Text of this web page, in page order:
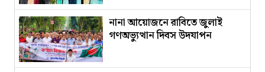
নানা আয়োজনে রাবিতে জুলাই
গণঅভ্যুত্থান দিবস উদযাপন